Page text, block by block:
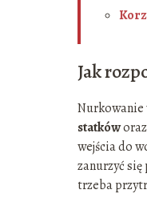
Jak
Nurkowanie
statków
wejścia do
zanurzyć
trzeba